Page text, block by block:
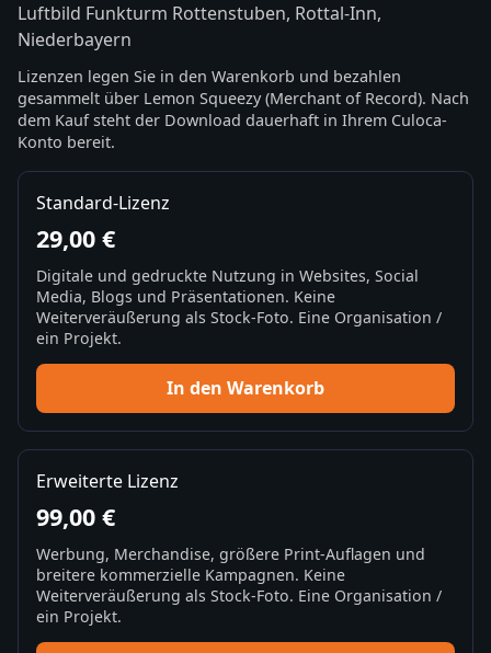
Luftbild Funkturm Rottenstuben, Rottal-Inn,
Niederbayern
Lizenzen legen Sie in den Warenkorb und bezahlen
gesammelt über Lemon Squeezy (Merchant of Record). Nach
dem Kauf steht der Download dauerhaft in Ihrem Culoca-
Konto bereit.
Standard-Lizenz
29,00 €
Digitale und gedruckte Nutzung in Websites, Social
Media, Blogs und Präsentationen. Keine
Weiterveräußerung als Stock-Foto. Eine Organisation /
ein Projekt.
In den Warenkorb
Erweiterte Lizenz
99,00 €
Werbung, Merchandise, größere Print-Auflagen und
breitere kommerzielle Kampagnen. Keine
Weiterveräußerung als Stock-Foto. Eine Organisation /
ein Projekt.